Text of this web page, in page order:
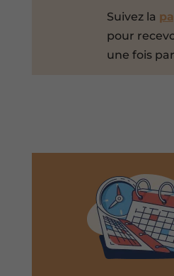
Suivez la
pour
une fois